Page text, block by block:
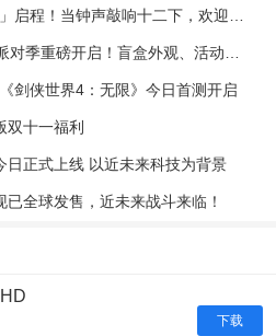
剑侠世界4：无限》今日首测开启
双十一福利
日正式上线 以近未来科技为背景
已全球发售，近未来战斗来临！
下载